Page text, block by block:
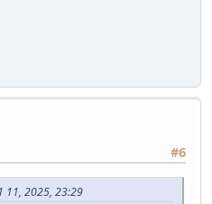
#6
11, 2025, 23:29